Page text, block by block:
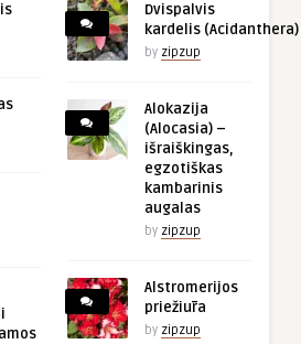
Dvispalvis
kardelis (Acidanthera)
by zipzup
Alokazija
(Alocasia) –
išraiškingas,
egzotiškas
kambarinis
augalas
by zipzup
Alstromerijos
priežiūra
by zipzup